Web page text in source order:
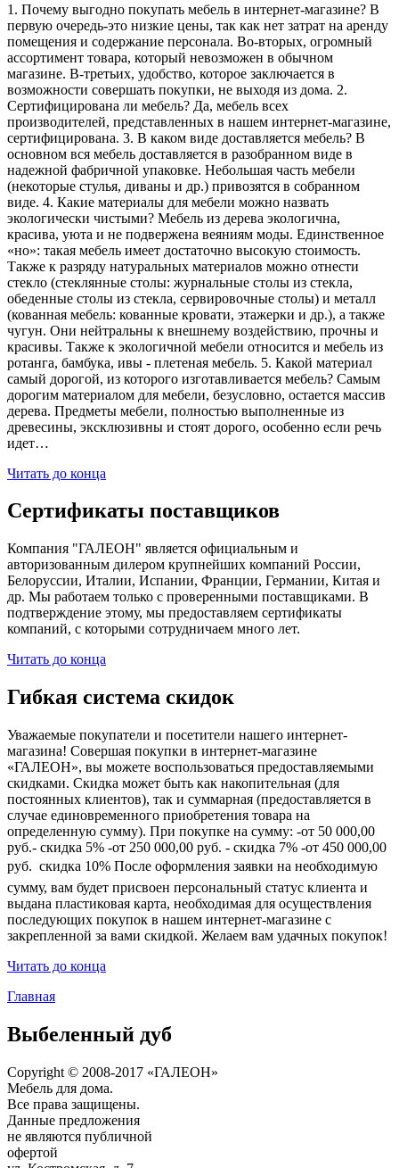
1. Почему выгодно покупать мебель в интернет-магазине? В
первую очередь-это низкие цены, так как нет затрат на аренду
помещения и содержание персонала. Во-вторых, огромный
ассортимент товара, который невозможен в обычном
магазине. В-третьих, удобство, которое заключается в
возможности совершать покупки, не выходя из дома. 2.
Сертифицирована ли мебель? Да, мебель всех
производителей, представленных в нашем интернет-магазине,
сертифицирована. 3. В каком виде доставляется мебель? В
основном вся мебель доставляется в разобранном виде в
надежной фабричной упаковке. Небольшая часть мебели
(некоторые стулья, диваны и др.) привозятся в собранном
виде. 4. Какие материалы для мебели можно назвать
экологически чистыми? Мебель из дерева экологична,
красива, уюта и не подвержена веяниям моды. Единственное
«но»: такая мебель имеет достаточно высокую стоимость.
Также к разряду натуральных материалов можно отнести
стекло (стеклянные столы: журнальные столы из стекла,
обеденные столы из стекла, сервировочные столы) и металл
(кованная мебель: кованные кровати, этажерки и др.), а также
чугун. Они нейтральны к внешнему воздействию, прочны и
красивы. Также к экологичной мебели относится и мебель из
ротанга, бамбука, ивы - плетеная мебель. 5. Какой материал
самый дорогой, из которого изготавливается мебель? Самым
дорогим материалом для мебели, безусловно, остается массив
дерева. Предметы мебели, полностью выполненные из
древесины, эксклюзивны и стоят дорого, особенно если речь
идет…
Читать до конца
Сертификаты поставщиков
Компания "ГАЛЕОН" является официальным и
авторизованным дилером крупнейших компаний России,
Белоруссии, Италии, Испании, Франции, Германии, Китая и
др. Мы работаем только с проверенными поставщиками. В
подтверждение этому, мы предоставляем сертификаты
компаний, с которыми сотрудничаем много лет.
Читать до конца
Гибкая система скидок
Уважаемые покупатели и посетители нашего интернет-
магазина! Совершая покупки в интернет-магазине
«ГАЛЕОН», вы можете воспользоваться предоставляемыми
скидками. Скидка может быть как накопительная (для
постоянных клиентов), так и суммарная (предоставляется в
случае единовременного приобретения товара на
определенную сумму). При покупке на сумму: -от 50 000,00
руб.- скидка 5% -от 250 000,00 руб. - скидка 7% -от 450 000,00
руб.  скидка 10% После оформления заявки на необходимую
сумму, вам будет присвоен персональный статус клиента и
выдана пластиковая карта, необходимая для осуществления
последующих покупок в нашем интернет-магазине с
закрепленной за вами скидкой. Желаем вам удачных покупок!
Читать до конца
Главная
Выбеленный дуб
Copyright © 2008-2017 «ГАЛЕОН»
Мебель для дома.
Все права защищены.
Данные предложения
не являются публичной
офертой